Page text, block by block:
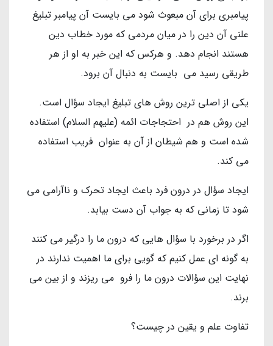
پیامبری برای آن مبعوث شود می بایست آن پیامبر تبلیغ
علنی آن دین را در میان مردمی که مورد خطاب دین
هستند انجام دهد. و هرکس که این خبر به او از هر
طریقی رسید می بایست به دنبال آن برود.
یکی از اصلی ترین روش های تبلیغ ایجاد سؤال است.
این روش هم در احتجاجات ائمه (علیهم السلام) استفاده
شده است و هم شیطان از آن به عنوان فریب استفاده
می کند.
ایجاد سؤال در درون فرد باعث ایجاد تحرک و ناآرامی می
شود تا زمانی که به جواب آن دست بیابد.
اگر در برخورد با سؤال هایی که درون ما را درگیر می کنند
به گونه ای عمل کنیم که گویی برای ما اهمیت ندارند در
نهایت این سؤالات درون ما را فرو می ریزند و از بین می
برند.
تفاوت علم و یقین در چیست؟